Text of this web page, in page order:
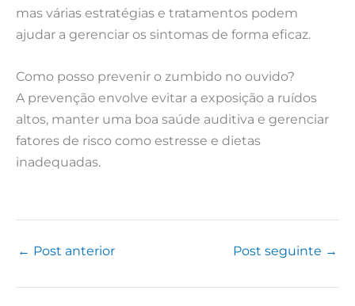
mas várias estratégias e tratamentos podem
ajudar a gerenciar os sintomas de forma eficaz.
Como posso prevenir o zumbido no ouvido?
A prevenção envolve evitar a exposição a ruídos
altos, manter uma boa saúde auditiva e gerenciar
fatores de risco como estresse e dietas
inadequadas.
← Post anterior Post seguinte →